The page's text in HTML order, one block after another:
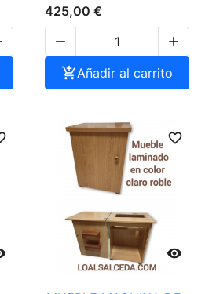
425,00 €


Añadir al carrito

favorite_border